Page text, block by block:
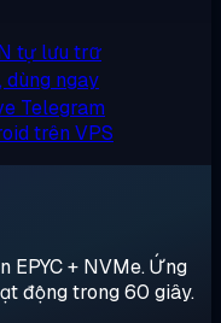
tự lưu trữ
dùng ngay
Telegram
trên VPS
EPYC + NVMe. Ứng
động trong 60 giây.